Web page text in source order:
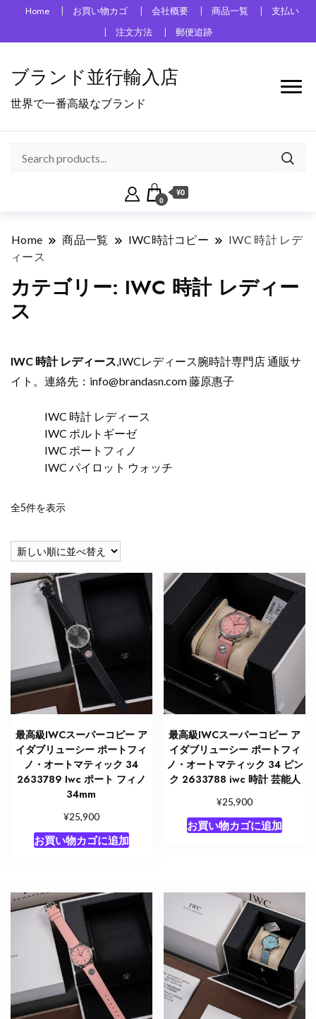
Home お買い物カゴ 会社概要 商品一覧
支払い
注文方法
郵便追跡
ブランド並行輸入店
世界で一番高級なブランド
0
¥0
Home 商品一覧 IWC時計コピー
IWC 時計 レデ
ィース
カテゴリー: IWC 時計 レディー
ス
IWC 時計 レディース,IWCレディース腕時計専門店 通販サ
イト。連絡先： info@brandasn.com藤原惠子
IWC 時計 レディース
IWC ポルトギーゼ
IWC ポートフィノ
IWC パイロット ウォッチ
全5件を表示新
い
順
最高級IWCスーパーコピー ア
イダブリューシー ポートフィ
ノ・オートマティック 34
2633789 Iwc ポート フィノ
34mm
¥25,900
お買い物カゴに追加
最高級IWCスーパーコピー ア
イダブリューシー ポートフィ
ノ・オートマティック 34 ピン
ク 2633788 iwc 時計 芸能人
¥25,900
お買い物カゴに追加